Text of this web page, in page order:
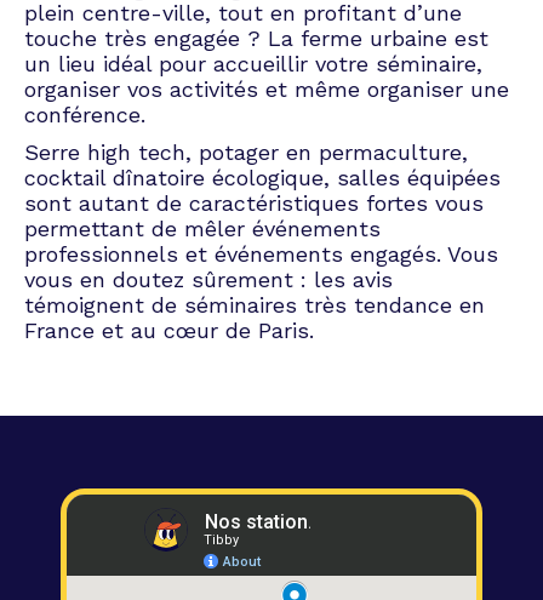
plein centre-ville, tout en profitant d’une
touche très engagée ? La ferme urbaine est
un lieu idéal pour accueillir votre séminaire,
organiser vos activités et même organiser une
conférence.
Serre high tech, potager en permaculture,
cocktail dînatoire écologique, salles équipées
sont autant de caractéristiques fortes vous
permettant de mêler événements
professionnels et événements engagés. Vous
vous en doutez sûrement : les avis
témoignent de séminaires très tendance en
France et au cœur de Paris.